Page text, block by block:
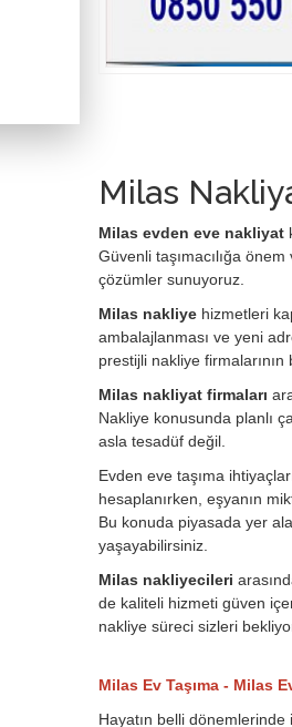
Milas
Milas evden eve nakliyat
Güvenli taşımacılığa
çözümler sunuyoruz.
Milas nakliyehizmetleri
ambalajlanması ve yeni
prestijli nakliye
Milas nakliyat firmaları
Nakliye konusunda planlı
asla tesadüf değil.
Evden eve taşıma
hesaplanırken, eşyanın
Bu konuda piyasada yer
yaşayabilirsiniz.
Milas nakliyecileri
de kaliteli hizmeti güven
nakliye süreci sizleri
Milas Ev Taşıma - Milas
Hayatın belli